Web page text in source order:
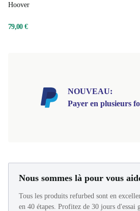
Hoover
79,00 €
NOUVEAU:
Payer en plusieurs
Nous sommes là pour vous
Tous les produits refurbed sont en
en 40 étapes. Profitez de 30 jours d'essai